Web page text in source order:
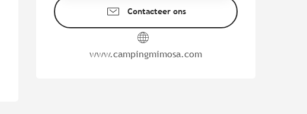
Contacteer ons
www.campingmimosa.com